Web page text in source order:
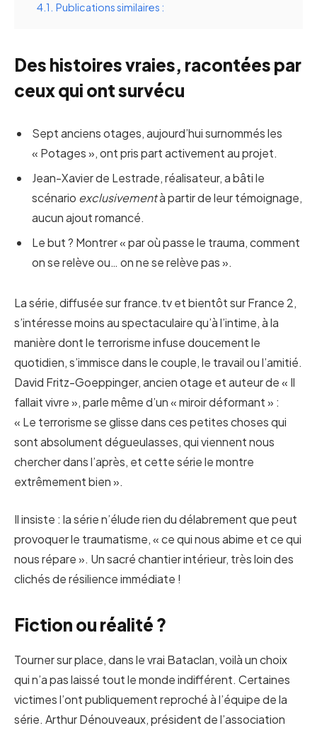
4.1. Publications similaires :
Des histoires vraies, racontées par
ceux qui ont survécu
Sept anciens otages, aujourd’hui surnommés les
« Potages », ont pris part activement au projet.
Jean-Xavier de Lestrade, réalisateur, a bâti le
scénario exclusivementà partir de leur témoignage,
aucun ajout romancé.
Le but ? Montrer « par où passe le trauma, comment
on se relève ou… on ne se relève pas ».
La série, diffusée sur france.tv et bientôt sur France 2,
s’intéresse moins au spectaculaire qu’à l’intime, à la
manière dont le terrorisme infuse doucement le
quotidien, s’immisce dans le couple, le travail ou l’amitié.
David Fritz-Goeppinger, ancien otage et auteur de « Il
fallait vivre », parle même d’un « miroir déformant » :
« Le terrorisme se glisse dans ces petites choses qui
sont absolument dégueulasses, qui viennent nous
chercher dans l’après, et cette série le montre
extrêmement bien ».
Il insiste : la série n’élude rien du délabrement que peut
provoquer le traumatisme, « ce qui nous abime et ce qui
nous répare ». Un sacré chantier intérieur, très loin des
clichés de résilience immédiate !
Fiction ou réalité ?
Tourner sur place, dans le vrai Bataclan, voilà un choix
qui n’a pas laissé tout le monde indifférent. Certaines
victimes l’ont publiquement reproché à l’équipe de la
série. Arthur Dénouveaux, président de l’association